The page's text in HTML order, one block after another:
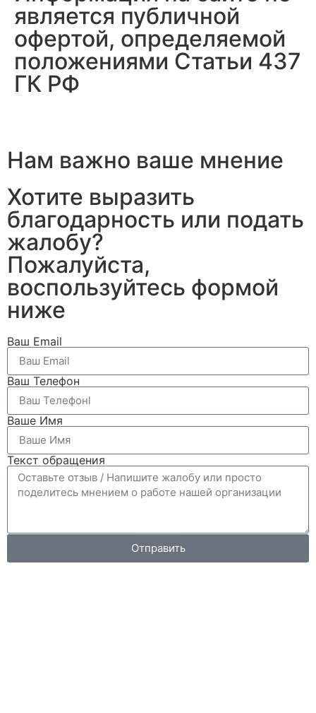
является публичной
офертой, определяемой
положениями Статьи 437
ГК РФ
Нам важно ваше мнение
Хотите выразить
благодарность или подать
жалобу?
Пожалуйста,
воспользуйтесь формой
ниже
Ваш Email
Ваш Телефон
Ваше Имя
Текст обращения
Отправить